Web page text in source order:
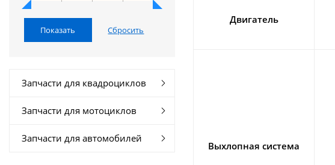
Запчасти для квадроциклов
Запчасти для мотоциклов
Запчасти для автомобилей
Двигатель
Выхлопная система